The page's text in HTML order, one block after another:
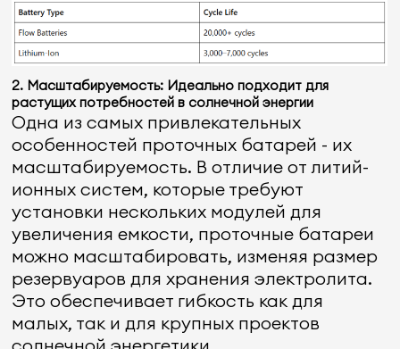
2. Масштабируемость: Идеально подходит для
растущих потребностей в солнечной энергии
Одна из самых привлекательных
особенностей проточных батарей - их
масштабируемость. В отличие от литий-
ионных систем, которые требуют
установки нескольких модулей для
увеличения емкости, проточные батареи
можно масштабировать, изменяя размер
резервуаров для хранения электролита.
Это обеспечивает гибкость как для
малых, так и для крупных проектов